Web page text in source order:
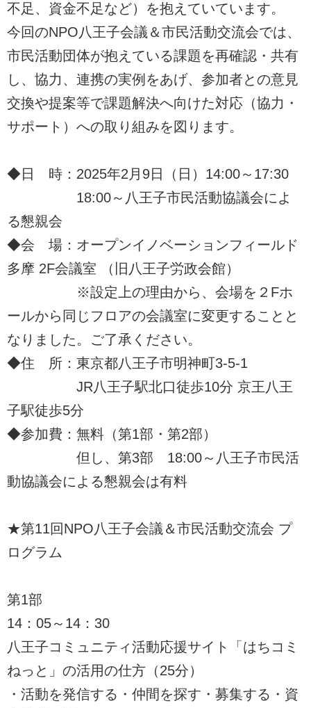
不足、資金不足など）を抱えていています。
今回のNPO八王子会議＆市民活動交流会では、
市民活動団体が抱えている課題を再確認・共有
し、協力、連携の実例をあげ、参加者との意見
交換や提案等で課題解決へ向けた対応（協力・
サポート）への取り組みを図ります。
◆日 時：2025年2月9日（日）14:00～17:30
18:00～八王子市民活動協議会によ
る懇親会
◆会 場：オープンイノベーションフィールド
多摩 2F会議室 （旧八王子労政会館）
※設定上の理由から、会場を２Fホ
ールから同じフロアの会議室に変更することと
なりました。ご了承ください。
◆住 所：東京都八王子市明神町3-5-1
JR八王子駅北口徒歩10分 京王八王
子駅徒歩5分
◆参加費：無料（第1部・第2部）
但し、第3部 18:00～八王子市民活
動協議会による懇親会は有料
★第11回NPO八王子会議＆市民活動交流会 プ
ログラム
第1部
14：05～14：30
八王子コミュニティ活動応援サイト「はちコミ
ねっと」の活用の仕方（25分）
・活動を発信する・仲間を探す・募集する・資